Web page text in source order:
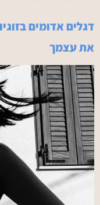
דגלים אדומים
את עצמך